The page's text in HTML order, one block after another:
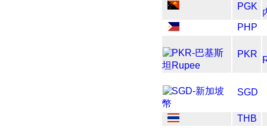
PGK
PHP
PKR
SGD
THB